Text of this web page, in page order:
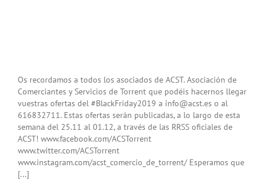
Os recordamos a todos los asociados de ACST. Asociación de
Comerciantes y Servicios de Torrent que podéis hacernos llegar
vuestras ofertas del #BlackFriday2019 a info@acst.es o al
616832711. Estas ofertas serán publicadas, a lo largo de esta
semana del 25.11 al 01.12, a través de las RRSS oficiales de
ACST! www.facebook.com/ACSTorrent
www.twitter.com/ACSTorrent
www.instagram.com/acst_comercio_de_torrent/ Esperamos que
[...]